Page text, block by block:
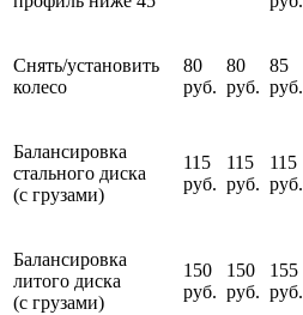
Снять/установить
колесо
80
руб.
80
руб.
85
руб.
Балансировка
стального диска
(с грузами)
115
руб.
115
руб.
115
руб.
Балансировка
литого диска
(с грузами)
150
руб.
150
руб.
155
руб.